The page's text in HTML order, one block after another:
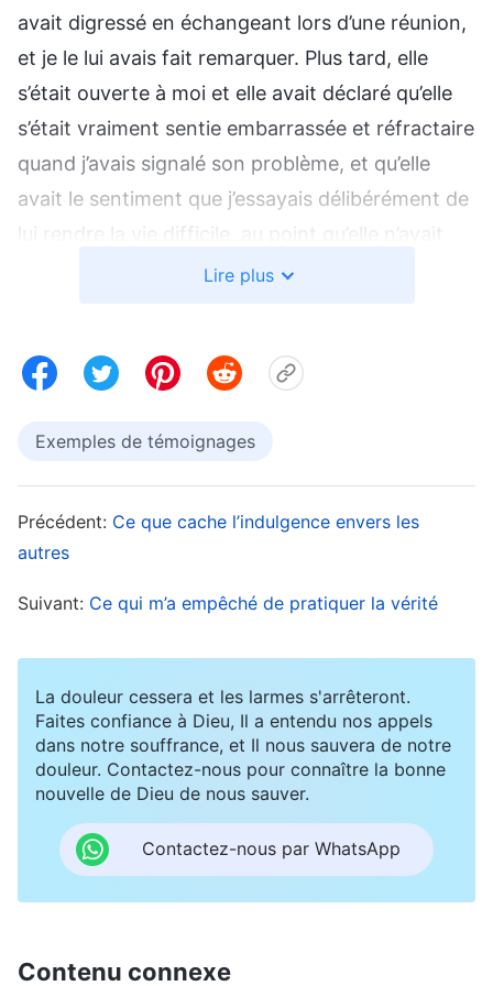
avait digressé en échangeant lors d’une réunion,
et je le lui avais fait remarquer. Plus tard, elle
s’était ouverte à moi et elle avait déclaré qu’elle
s’était vraiment sentie embarrassée et réfractaire
quand j’avais signalé son problème, et qu’elle
avait le sentiment que j’essayais délibérément de
lui rendre la vie difficile, au point qu’elle n’avait
même plus eu envie d’échanger lors des réunions
ses problèmes, j’étais quand même bouleversée.
les problèmes des autres. Repenser à ces
expériences m’a fait encore plus hésiter à
confronter Barbara. J’ai songé que notre relation
avait toujours été formidable, et je me suis
sentirait-elle gênée et mise sur la sellette ? Que
ferais-je si elle refusait de m’écouter et qu’elle
développait un préjugé contre moi si elle pensait
que j’exposais ses lacunes et que j’essayais de lui
rendre la vie difficile, et qu’elle refusait ensuite de
me reconnaître ? Comme nous nous croisions
souvent tous les jours, la situation serait
vraiment gênante. Elle ne s’était pas toujours
mise en avant comme ça. Peut-être qu’en lisant
comprendre son problème toute seule. Peu
Lire plus
Exemples de témoignages
Précédent: Ce que cache l’indulgence envers les
autres
Suivant: Ce qui m’a empêché de pratiquer la vérité
La douleur cessera et les larmes s'arrêteront.
Faites confiance à Dieu, Il a entendu nos appels
dans notre souffrance, et Il nous sauvera de notre
douleur. Contactez-nous pour connaître la bonne
nouvelle de Dieu de nous sauver.
Contactez-nous par WhatsApp
Contenu connexe